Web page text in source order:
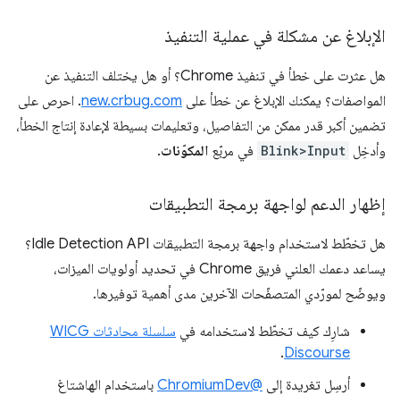
الإبلاغ عن مشكلة في عملية التنفيذ
هل عثرت على خطأ في تنفيذ Chrome؟ أو هل يختلف التنفيذ عن
المواصفات؟ يمكنك الإبلاغ عن خطأ على new.crbug.com. احرص على
تضمين أكبر قدر ممكن من التفاصيل، وتعليمات بسيطة لإعادة إنتاج الخطأ،
وأدخِل Blink>Input في مربّع المكوّنات.
إظهار الدعم لواجهة برمجة التطبيقات
هل تخطّط لاستخدام واجهة برمجة التطبيقات Idle Detection API؟
يساعد دعمك العلني فريق Chrome في تحديد أولويات الميزات،
ويوضّح لمورّدي المتصفّحات الآخرين مدى أهمية توفيرها.
شارِك كيف تخطّط لاستخدامه في
سلسلة محادثات WICG
Discourse
.
أرسِل تغريدة إلى @ChromiumDev باستخدام الهاشتاغ